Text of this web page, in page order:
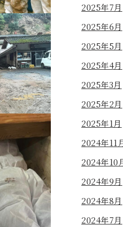
2025年7月
2025年6月
2025年5月
2025年4月
2025年3月
2025年2月
2025年1月
2024年11
2024年10
2024年9月
2024年8月
2024年7月